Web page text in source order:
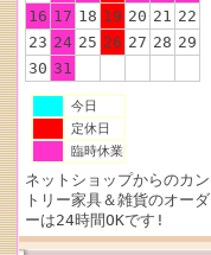
16 17 18 19 20 21 22
23 24 25 26 27 28 29
30 31
今日
定休日
臨時休業
ネットショップからのカン
トリー家具＆雑貨のオーダ
ーは24時間OKです!